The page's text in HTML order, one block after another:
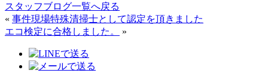
スタッフブログ一覧へ戻る
« 事件現場特殊清掃士として認定を頂きました
エコ検定に合格しました。
»